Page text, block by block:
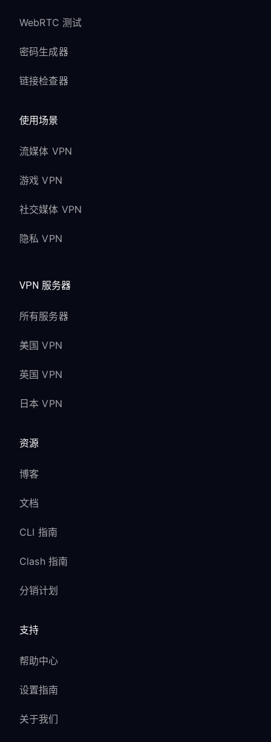
WebRTC 测试
密码生成器
链接检查器
使用场景
流媒体 VPN
游戏 VPN
社交媒体 VPN
隐私 VPN
VPN 服务器
所有服务器
美国 VPN
英国 VPN
日本 VPN
资源
博客
文档
CLI 指南
Clash 指南
分销计划
支持
帮助中心
设置指南
关于我们